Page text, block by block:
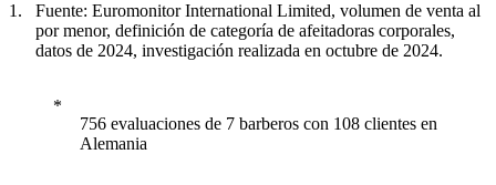
Fuente: Euromonitor International Limited, volumen de venta al
por menor, definición de categoría de afeitadoras corporales,
datos de 2024, investigación realizada en octubre de 2024.
756 evaluaciones de 7 barberos con 108 clientes en
Alemania